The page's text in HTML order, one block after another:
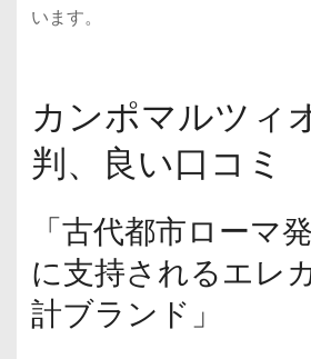
います。
カンポマルツィ
判、良い口コミ
「古代都市ローマ
に支持されるエレ
計ブランド」